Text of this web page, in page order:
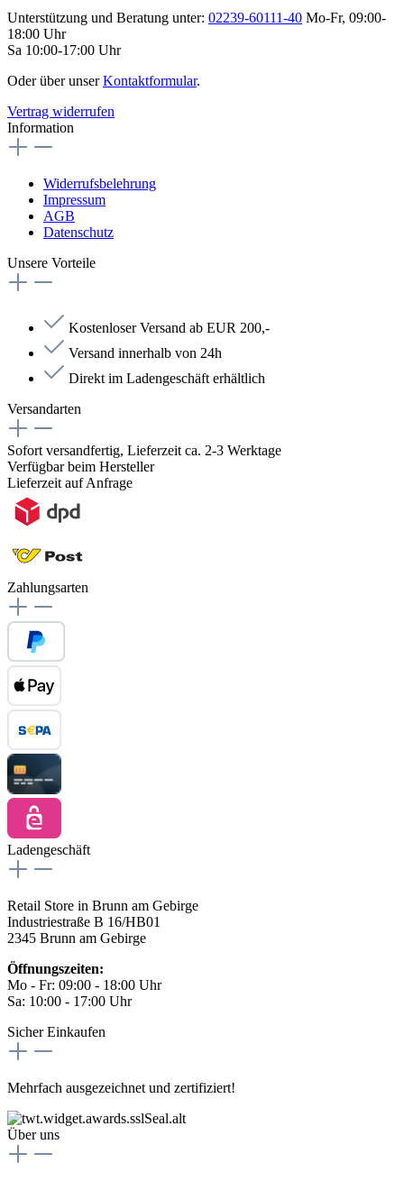
Unterstützung und Beratung unter: 02239-60111-40 Mo-Fr, 09:00-
18:00 Uhr
Sa 10:00-17:00 Uhr
Oder über unserKontaktformular.
Vertrag widerrufen
Information
Widerrufsbelehrung
Impressum
AGB
Datenschutz
Unsere Vorteile
Kostenloser Versand ab EUR 200,-
Versand innerhalb von 24h
Direkt im Ladengeschäft erhältlich
Versandarten
Sofort versandfertig, Lieferzeit ca. 2-3 Werktage
Verfügbar beim Hersteller
Lieferzeit auf Anfrage
Zahlungsarten
Ladengeschäft
Retail Store in Brunn am Gebirge
Industriestraße B 16/HB01
2345 Brunn am Gebirge
Öffnungszeiten:
Mo - Fr: 09:00 - 18:00 Uhr
Sa: 10:00 - 17:00 Uhr
Sicher Einkaufen
Mehrfach ausgezeichnet und zertifiziert!
Über uns